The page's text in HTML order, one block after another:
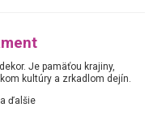
Je pamäťou krajiny,
kultúry a zrkadlom dejín.
ďalšie